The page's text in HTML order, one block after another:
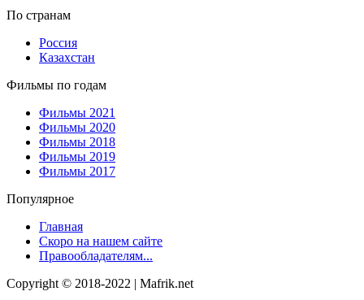
По странам
Россия
Казахстан
Фильмы по годам
Фильмы 2021
Фильмы 2020
Фильмы 2018
Фильмы 2019
Фильмы 2017
Популярное
Главная
Скоро на нашем сайте
Правообладателям...
Copyright © 2018-2022 | Mafrik.net